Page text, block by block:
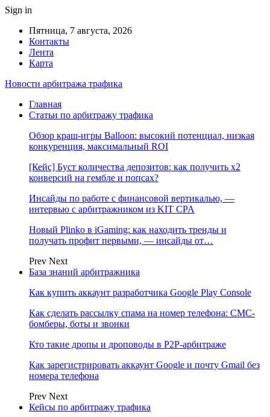
Sign in
Пятница, 7 августа, 2026
Контакты
Лента
Карта
Новости арбитража трафика
Главная
Статьи по арбитражу трафика
Обзор краш-игры Balloon: высокий потенциал, низкая
конкуренция, максимальный ROI
[Кейс] Буст количества депозитов: как получить х2
конверсий на гембле и попсах?
Инсайды по работе с финансовой вертикалью, —
интервью с арбитражником из KIT CPA
Новый Plinko в iGaming: как находить тренды и
получать профит первыми, — инсайды от…
Prev Next
База знаний арбитражника
Как купить аккаунт разработчика Google Play Console
Как сделать рассылку спама на номер телефона: СМС-
бомберы, боты и звонки
Кто такие дропы и дроповоды в P2P-арбитраже
Как зарегистрировать аккаунт Google и почту Gmail без
номера телефона
Prev Next
Кейсы по арбитражу трафика